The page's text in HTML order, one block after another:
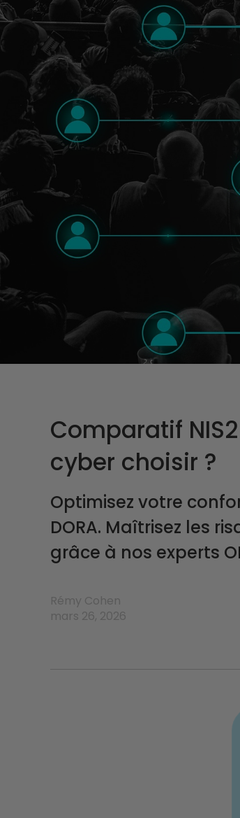
Comparatif
cyber choisir ?
Optimisez votre
DORA. Maîtrisez les
grâce à nos experts
Rémy Cohen
mars 26, 2026